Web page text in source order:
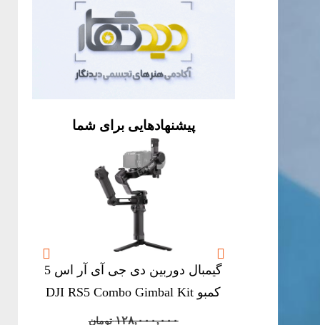
پیشنهادهایی برای شما
گیمبال دوربین دی جی آی آر اس 5
کمبو DJI RS5 Combo Gimbal Kit
۱۲۸,۰۰۰,۰۰۰ تومان
Original
Current
 